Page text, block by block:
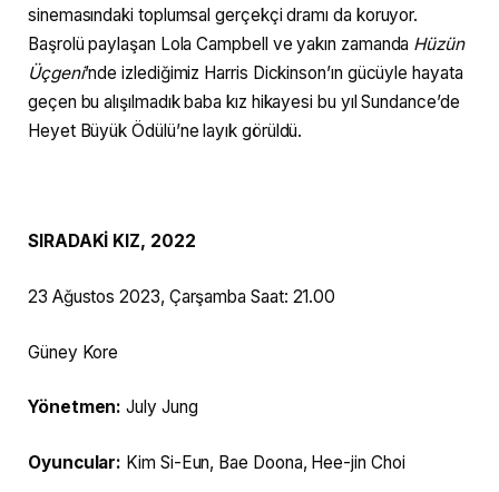
sinemasındaki toplumsal gerçekçi dramı da koruyor.
Başrolü paylaşan Lola Campbell ve yakın zamanda Hüzün
Üçgeni’nde izlediğimiz Harris Dickinson’ın gücüyle hayata
geçen bu alışılmadık baba kız hikayesi bu yıl Sundance’de
Heyet Büyük Ödülü’ne layık görüldü.
SIRADAKİ KIZ, 2022
23 Ağustos 2023, Çarşamba Saat: 21.00
Güney Kore
Yönetmen: July Jung
Oyuncular: Kim Si-Eun, Bae Doona, Hee-jin Choi